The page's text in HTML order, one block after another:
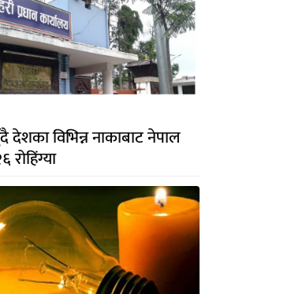
देशका विभिन्न नाकाबाट नेपाल
रोहिंग्या